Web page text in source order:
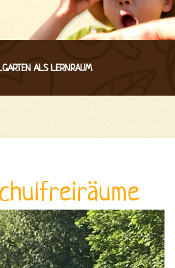
ALS LERNRAUM